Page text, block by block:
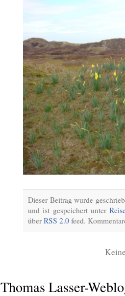
Dieser Beitrag wurde
und ist gespeichert unter
über RSS 2.0 feed.
Thomas Lasser-